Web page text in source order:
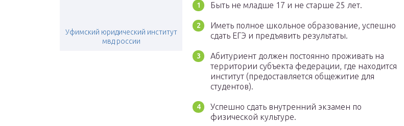
Уфимский юридический институт
мвд россии
Быть не младше 17 и не старше 25 лет.
Иметь полное школьное образование, успешно
сдать ЕГЭ и предъявить результаты.
Абитуриент должен постоянно проживать на
территории субъекта федерации, где находится
институт (предоставляется общежитие для
студентов).
Успешно сдать внутренний экзамен по
физической культуре.